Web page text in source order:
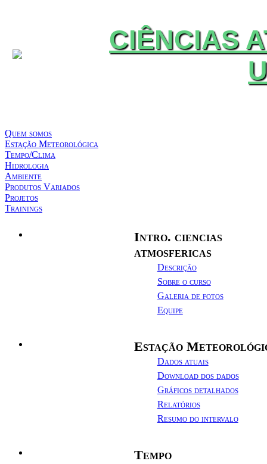
CIÊNCIAS
Quem somos
Estação Meteorológica
Tempo/Clima
Hidrologia
Ambiente
Produtos Variados
Projetos
Trainings
Intro. ciencias
atmosfericas
Descrição
Sobre o curso
Galeria de fotos
Equipe
Estação
Dados atuais
Download dos dados
Gráficos detalhados
Relatórios
Resumo do intervalo
Tempo